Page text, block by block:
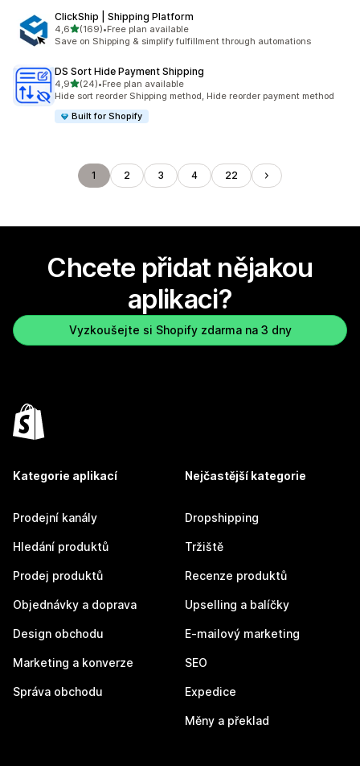
ClickShip | Shipping Platform
4,6z 5 hvězd
(169)
Celkový počet recenzí: 169
•Free plan available
Save on Shipping & simplify fulfillment through automations
DS Sort Hide Payment Shipping
4,9z 5 hvězd
(24)
Celkový počet recenzí: 24
•Free plan available
Hide sort reorder Shipping method, Hide reorder payment method
Built for Shopify
1 2 3 4 22
Chcete přidat nějakou
aplikaci?
Vyzkoušejte si Shopify zdarma na 3 dny
Kategorie aplikací
Prodejní kanály
Hledání produktů
Prodej produktů
Objednávky a doprava
Design obchodu
Marketing a konverze
Správa obchodu
Nejčastější kategorie
Dropshipping
Tržiště
Recenze produktů
Upselling a balíčky
E-mailový marketing
SEO
Expedice
Měny a překlad